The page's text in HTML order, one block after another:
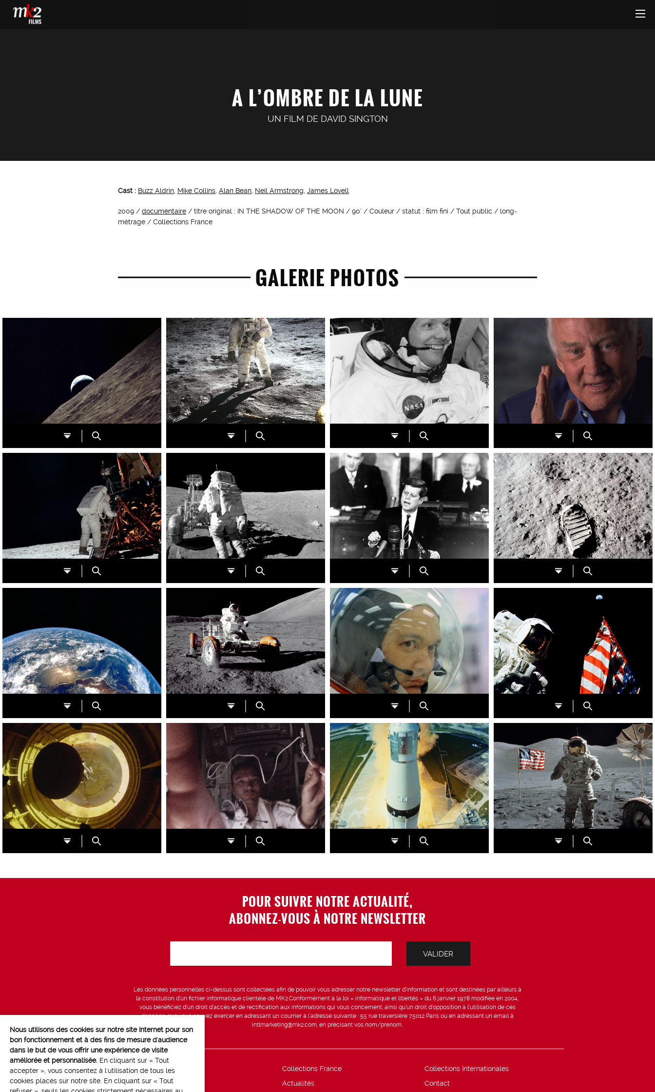
A L’OMBRE DE LA LUNE
UN FILM DE DAVID SINGTON
Cast : Buzz Aldrin Mike Collins ,Alan Bean Neil Armstrong ,James Lovell
2009 /documentaire / titre original : IN THE SHADOW OF THE MOON / 90’ / Couleur / statut : film fini / Tout public / long-
métrage / Collections France
GALERIE PHOTOS
POUR SUIVRE NOTRE ACTUALITÉ,
ABONNEZ-VOUS À NOTRE NEWSLETTER
Les données personnelles ci-dessus sont collectées afin de pouvoir vous adresser notre newsletter d’information et sont destinées par ailleurs à
la constitution d’un fichier informatique clientèle de MK2.Conformément à la loi « informatique et libertés » du 6 janvier 1978 modifiée en 2004,
vous bénéficiez d’un droit d’accès et de rectification aux informations qui vous concernent, ainsi qu’un droit d’opposition à l’utilisation de ces
données, que vous pouvez exercer en adressant un courrier à l’adresse suivante : 55 rue traversière 75012 Paris ou en adressant un email à
intlmarketing@mk2.com, en précisant vos nom/prénom.
Line up Collections France
Collections Internationales
Marchés
Actualités Contact
Nous utilisons des cookies sur notre site Internet pour son
bon fonctionnement et à des fins de mesure d'audience
dans le but de vous offrir une expérience de visite
améliorée et personnalisée. En cliquant sur « Tout
accepter », vous consentez à l'utilisation de tous les
cookies placés sur notre site. En cliquant sur « Tout